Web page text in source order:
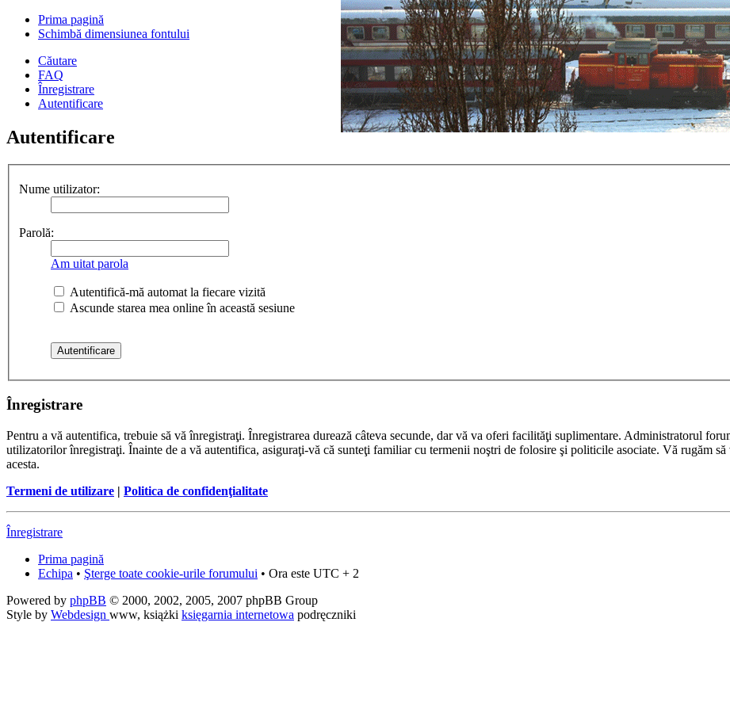
Prima pagină
Schimbă dimensiunea fontului
Căutare
FAQ
Înregistrare
Autentificare
Autentificare
Nume utilizator:
Parolă:
Am uitat parola
Autentifică-mă automat la fiecare vizită
Ascunde starea mea online în această sesiune
Înregistrare
Pentru a vă autentifica, trebuie să vă înregistraţi. Înregistrarea durează câteva secunde, dar vă va oferi facilităţi suplimentare. Administratorul
utilizatorilor înregistraţi. Înainte de a vă autentifica, asiguraţi-vă că sunteţi familiar cu termenii noştri de folosire şi politicile asociate. Vă rugăm
acesta.
Termeni de utilizare | Politica de confidenţialitate
Înregistrare
Prima pagină
Echipa • Şterge toate cookie-urile forumului • Ora este UTC + 2
Powered by phpBB © 2000, 2002, 2005, 2007 phpBB Group
Style by Webdesign www, książki księgarnia internetowa podręczniki